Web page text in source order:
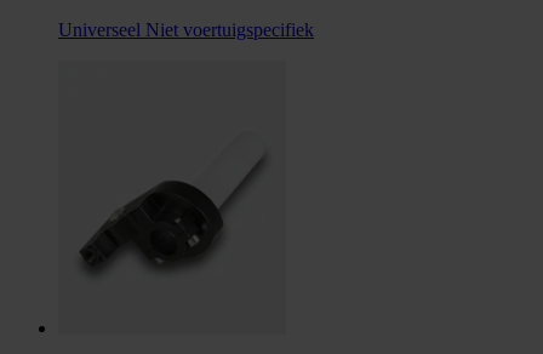
Universeel Niet voertuigspecifiek